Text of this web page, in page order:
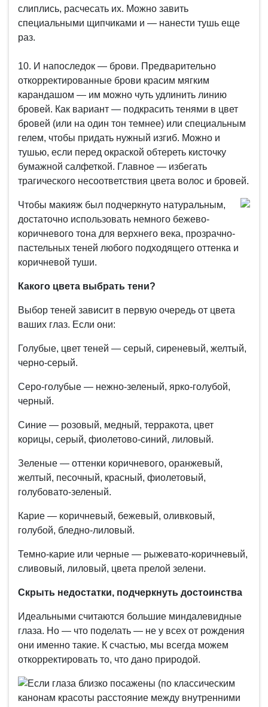
слиплись, расчесать их. Можно завить
специальными щипчиками и — нанести тушь еще
раз.
10. И напоследок — брови. Предварительно
откорректированные брови красим мягким
карандашом — им можно чуть удлинить линию
бровей. Как вариант — подкрасить тенями в цвет
бровей (или на один тон темнее) или специальным
гелем, чтобы придать нужный изгиб. Можно и
тушью, если перед окраской обтереть кисточку
бумажной салфеткой. Главное — избегать
трагического несоответствия цвета волос и бровей.
Чтобы макияж был подчеркнуто натуральным,
достаточно использовать немного бежево-
коричневого тона для верхнего века, прозрачно-
пастельных теней любого подходящего оттенка и
коричневой туши.
Какого цвета выбрать тени?
Выбор теней зависит в первую очередь от цвета
ваших глаз. Если они:
Голубые, цвет теней — серый, сиреневый, желтый,
черно-серый.
Серо-голубые — нежно-зеленый, ярко-голубой,
черный.
Синие — розовый, медный, терракота, цвет
корицы, серый, фиолетово-синий, лиловый.
Зеленые — оттенки коричневого, оранжевый,
желтый, песочный, красный, фиолетовый,
голубовато-зеленый.
Карие — коричневый, бежевый, оливковый,
голубой, бледно-лиловый.
Темно-карие или черные — рыжевато-коричневый,
сливовый, лиловый, цвета прелой зелени.
Скрыть недостатки, подчеркнуть достоинства
Идеальными считаются большие миндалевидные
глаза. Но — что поделать — не у всех от рождения
они именно такие. К счастью, мы всегда можем
откорректировать то, что дано природой.
Если глаза близко посажены (по классическим
канонам красоты расстояние между внутренними